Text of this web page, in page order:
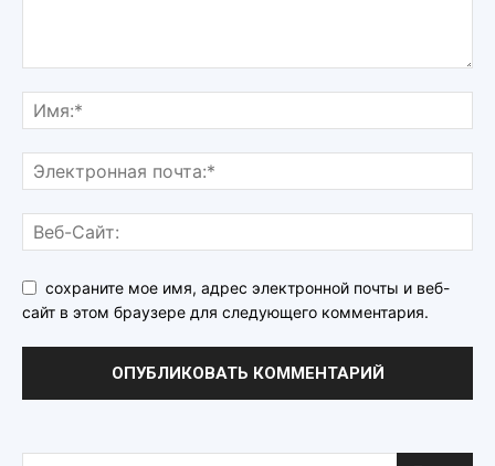
сохраните мое имя, адрес электронной почты и веб-
сайт в этом браузере для следующего комментария.